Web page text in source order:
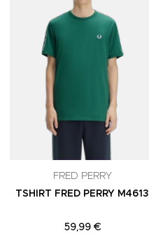
FRED PERRY
TSHIRT FRED PERRY M4613
59,99 €